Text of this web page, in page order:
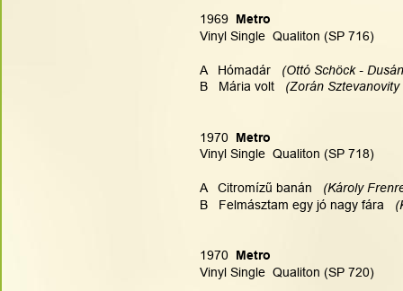
1969 Metro
Vinyl Single  Qualiton (SP 716)
A   Hómadár
(Ottó Schöck -
B   Mária volt (Zorán
1970 Metro
Vinyl Single  Qualiton (SP 718)
A   Citromízű banán
(Károly
B   Felmásztam egy jó nagy fára
1970 Metro
Vinyl Single  Qualiton (SP 720)